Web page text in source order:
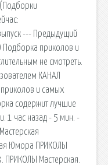
--- Предыдущий
Подборка приколов и
не смотреть.
КАНАЛ
и самых
содержит лучшие
1 час назад - 5 мин. -
Юмора ПРИКОЛЫ
Мастерская.